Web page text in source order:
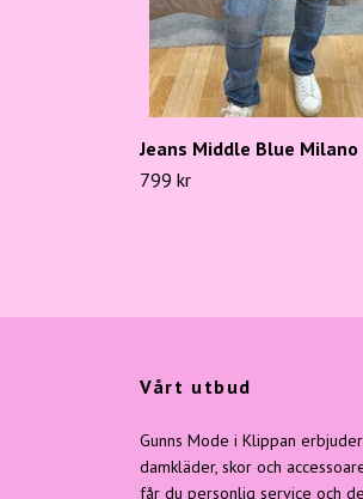
Jeans Middle Blue Milano
799 kr
Vårt utbud
Gunns Mode i Klippan
damkläder, skor och
får du personlig service och